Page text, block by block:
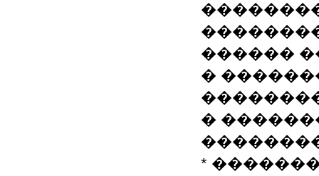
������
�
�
*